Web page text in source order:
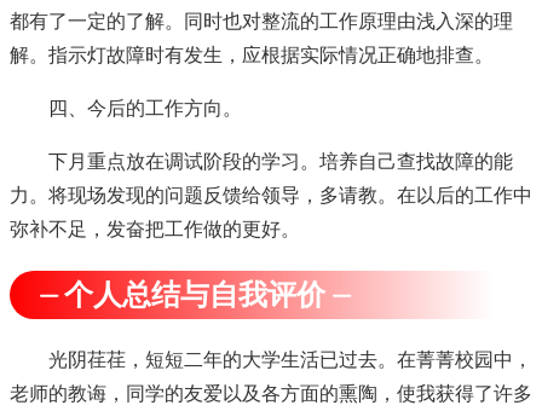
都有了一定的了解。同时也对整流的工作原理由浅入深的理
解。指示灯故障时有发生，应根据实际情况正确地排查。
四、今后的工作方向。
下月重点放在调试阶段的学习。培养自己查找故障的能
力。将现场发现的问题反馈给领导，多请教。在以后的工作中
弥补不足，发奋把工作做的更好。
⏤ 个人总结与自我评价 ⏤
光阴荏荏，短短二年的大学生活已过去。在菁菁校园中，
老师的教诲，同学的友爱以及各方面的熏陶，使我获得了许多